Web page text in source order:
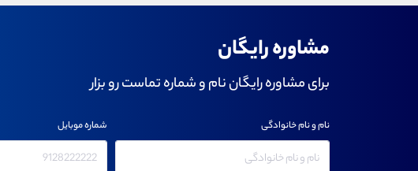
مشاوره رایگان
برای مشاوره رایگان نام و شماره تماست رو بزار
نام و نام خانوادگی شماره موبایل